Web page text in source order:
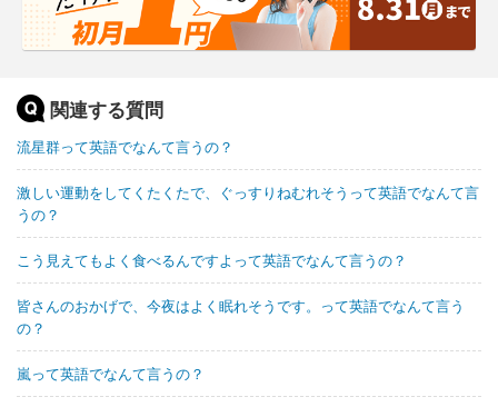
関連する質問
流星群って英語でなんて言うの？
激しい運動をしてくたくたで、ぐっすりねむれそうって英語でなんて言
うの？
こう見えてもよく食べるんですよって英語でなんて言うの？
皆さんのおかげで、今夜はよく眠れそうです。って英語でなんて言う
の？
嵐って英語でなんて言うの？